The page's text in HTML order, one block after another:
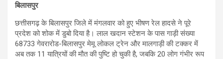
बिलासपुर
छत्तीसगढ़ के बिलासपुर जिले में मंगलवार को हुए भीषण रेल हादसे ने पूरे
प्रदेश को शोक में डुबो दिया है। लाल खदान स्टेशन के पास गाड़ी संख्या
68733 गेवरारोड-बिलासपुर मेमू लोकल ट्रेन और मालगाड़ी की टक्कर में
अब तक 11 यात्रियों की मौत की पुष्टि हो चुकी है, जबकि 20 लोग गंभीर रूप